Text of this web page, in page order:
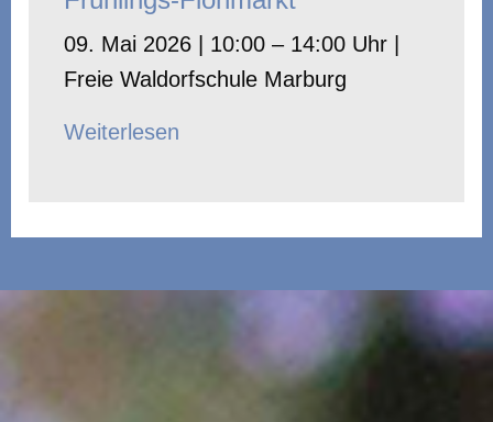
09. Mai 2026 | 10:00 – 14:00 Uhr |
Freie Waldorfschule Marburg
Weiterlesen